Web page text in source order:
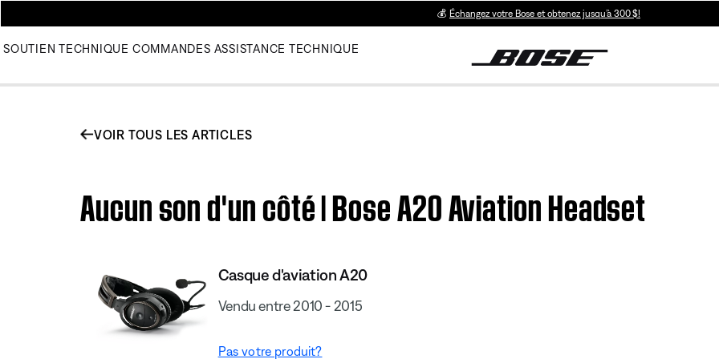
💰 Échangez votre Bose et obtenez jusqu’à 300 $!
SOUTIEN TECHNIQUE COMMANDES ASSISTANCE TECHNIQUE
VOIR TOUS LES ARTICLES
Aucun son d'un côté | Bose A20 Aviation Headset
Casque d'aviation A20
Vendu entre 2010 - 2015
Pas votre produit?